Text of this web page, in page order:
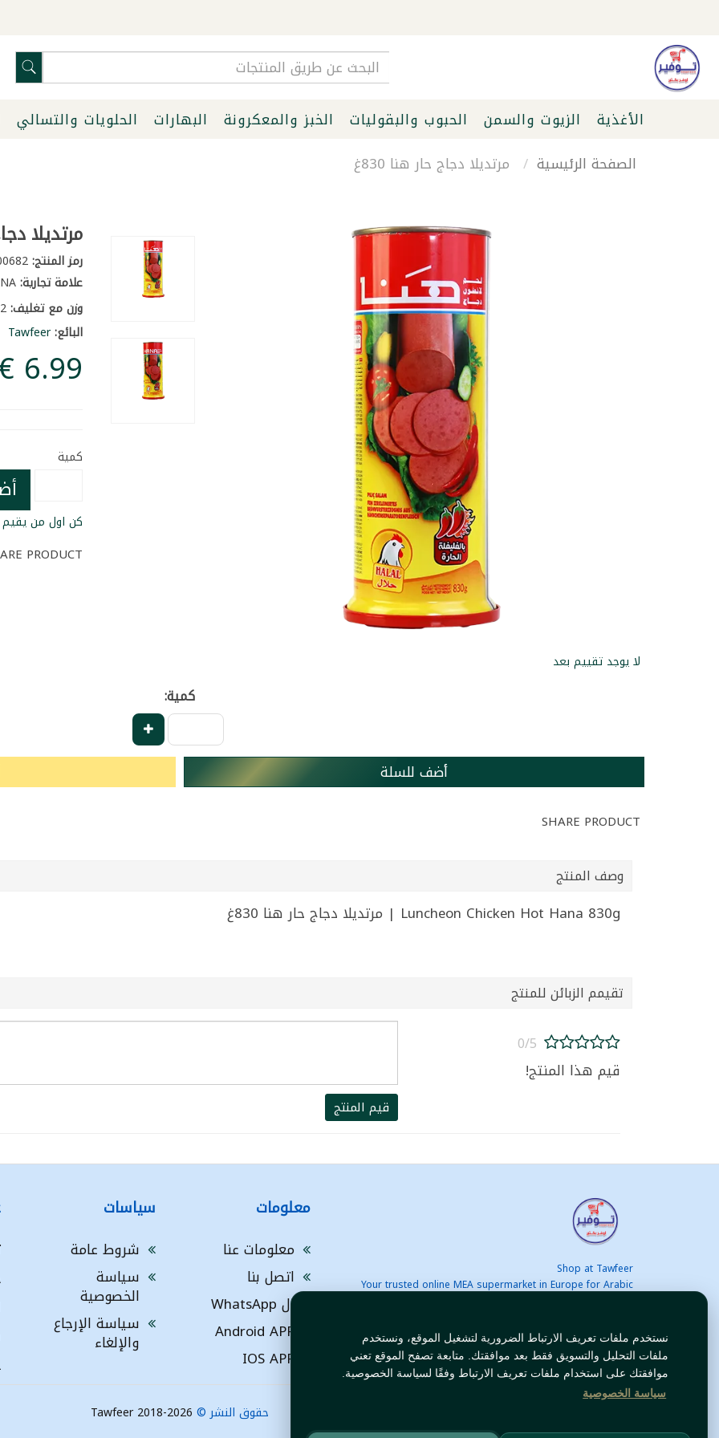
نستخدم ملفات تعريف الارتباط الضرورية لتشغيل الموقع، ونستخدم
ملفات التحليل والتسويق فقط بعد موافقتك. متابعة تصفح الموقع تعني
موافقتك على استخدام ملفات تعريف الارتباط وفقًا لسياسة الخصوصية.
سياسة الخصوصية
الأغذية الزيوت والسمن الحبوب والبقوليات الخبز والمعكرونة البهارات الحلويات والتسالي
الصفحة الرئيسية
مرتديلا دجاج حار هنا 830غ
مرتديلا
رمز المنتج:200682
علامة تجارية:HANA
وزن مع تغليف:1.2 كغ
البائع:Tawfeer
كمية
كن اول من يقيم
PRODUCT
لا يوجد تقييم بعد
كمية:
أضف للسلة
SHARE PRODUCT
وصف المنتج
Luncheon Chicken Hot Hana 830g | مرتديلا دجاج حار هنا 830غ
تقيمم الزبائن للمنتج
0/5
قيم هذا المنتج!
قيم المنتج
Shop at Tawfeer
Your trusted online MEA supermarket in Europe for Arabic
معلومات
معلومات عنا
اتصل بنا
ال WhatsApp
Android APP
IOS APP
سياسات
شروط عامة
سياسة
الخصوصية
سياسة الإرجاع
والإلغاء
حقوق النشر © Tawfeer 2018-2026